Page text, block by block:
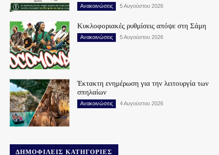
Ανακοινώσεις 5 Αυγούστου 2026
Κυκλοφοριακές ρυθμίσεις απόψε στη Σάμη
Ανακοινώσεις 5 Αυγούστου 2026
Έκτακτη ενημέρωση για την λειτουργία των
σπηλαίων
Ανακοινώσεις 4 Αυγούστου 2026
ΔΗΜΟΦΙΛΕΊΣ ΚΑΤΗΓΟΡΊΕΣ